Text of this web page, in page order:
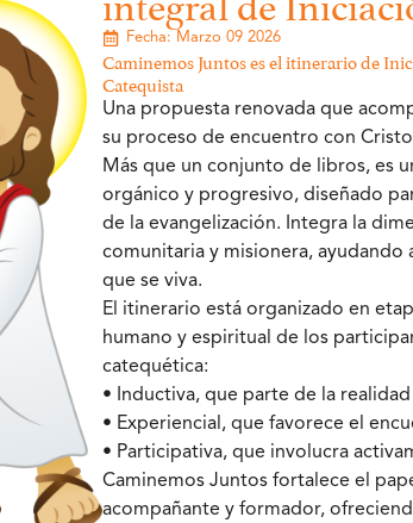
Fecha: Marzo 09 2026
Caminemos Juntos es el itinerario de
Catequista
Una propuesta renovada que
su proceso de encuentro con
Más que un conjunto de libros, es
orgánico y progresivo, diseñado
de la evangelización. Integra la
comunitaria y misionera, ayudando
que se viva.
El itinerario está organizado en
humano y espiritual de los
catequética:
• Inductiva, que parte de la
• Experiencial, que favorece el
• Participativa, que involucra
Caminemos Juntos fortalece el
acompañante y formador,